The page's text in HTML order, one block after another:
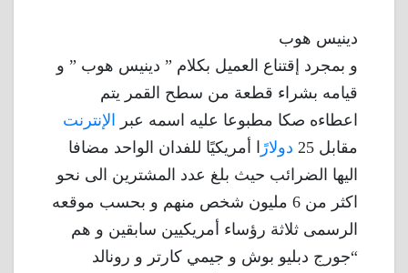
دينيس هوب
و بمجرد إقتناع العميل بكلام ” دينيس هوب ” و
قيامه بشراء قطعة من سطح القمر يتم
اعطاءه صكا مطبوعا عليه اسمه عبر الإنترنت
مقابل 25
دولار ًا أمريكيًا للفدان الواحد مضافا
اليها الضرائب حيث بلغ عدد المشترين الى نحو
اكثر من 6 مليون شخص منهم و بحسب موقعه
الرسمى ثلاثة رؤساء أمريكيين سابقين و هم
“جورج دبليو بوش و جيمي كارتر و رونالد